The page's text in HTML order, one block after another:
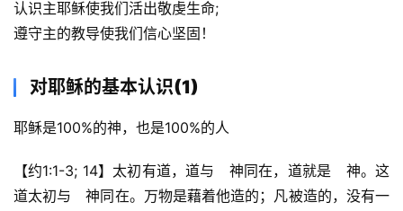
认识主耶稣使我们活出敬虔生命;
遵守主的教导使我们信心坚固！
对耶稣的基本认识(1)
耶稣是100%的神，也是100%的人
【约1:1-3; 14】太初有道，道与　神同在，道就是　神。这
道太初与　神同在。万物是藉着他造的；凡被造的，没有一